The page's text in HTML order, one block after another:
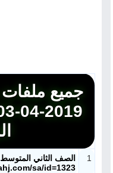
جميع ملفات
1
الصف الثاني
sa/id=1323